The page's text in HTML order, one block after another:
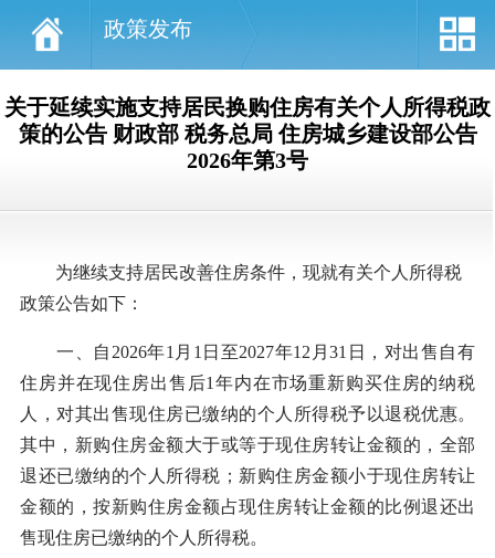
政策发布
关于延续实施支持居民换购住房有关个人所得税政
策的公告 财政部 税务总局 住房城乡建设部公告
2026年第3号
为继续支持居民改善住房条件，现就有关个人所得税
政策公告如下：
一、自2026年1月1日至2027年12月31日，对出售自有
住房并在现住房出售后1年内在市场重新购买住房的纳税
人，对其出售现住房已缴纳的个人所得税予以退税优惠。
其中，新购住房金额大于或等于现住房转让金额的，全部
退还已缴纳的个人所得税；新购住房金额小于现住房转让
金额的，按新购住房金额占现住房转让金额的比例退还出
售现住房已缴纳的个人所得税。